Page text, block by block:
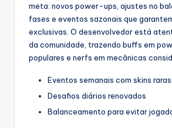
meta: novos power-ups, ajustes no
fases e eventos sazonais que
exclusivas. O desenvolvedor está
da comunidade, trazendo buffs em
populares e nerfs em mecânicas
Eventos semanais com skins raras
Desafios diários renovados
Balanceamento para evitar